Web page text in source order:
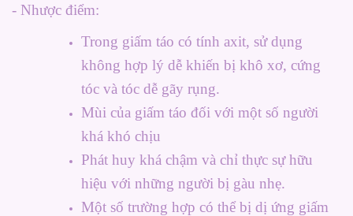
- Nhược điểm:
Trong giấm táo có tính axit, sử dụng
không hợp lý dễ khiến bị khô xơ, cứng
tóc và tóc dễ gãy rụng.
Mùi của giấm táo đối với một số người
khá khó chịu
Phát huy khá chậm và chỉ thực sự hữu
hiệu với những người bị gàu nhẹ.
Một số trường hợp có thể bị dị ứng giấm